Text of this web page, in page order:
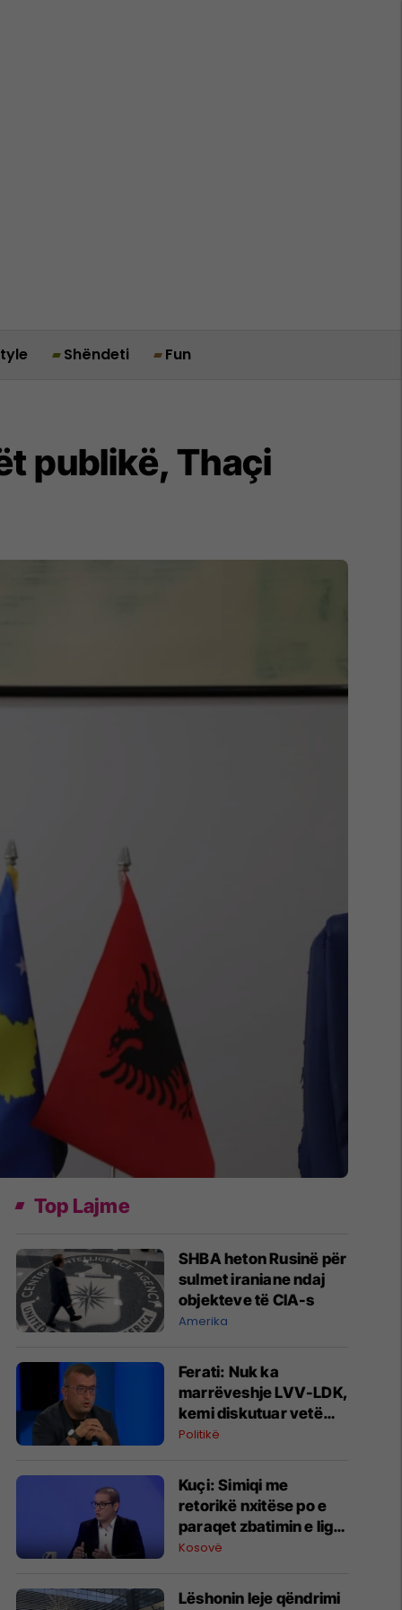
Shëndeti Fun
publikë, Thaçi
Top Lajme
SHBA heton Rusinë për
sulmet iraniane ndaj
objekteve të CIA-s
Amerika
Ferati: Nuk ka
marrëveshje LVV-LDK,
kemi diskutuar vetëm
për parime
Politikë
Kuçi: Simiqi me
retorikë nxitëse po e
paraqet zbatimin e ligjit
në veri si "spastrim
Kosovë
Lëshonin leje qëndrimi